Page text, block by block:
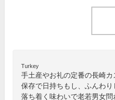
Turkey
手土産やお礼の定番の長崎
保存で日持ちもし、ふんわ
落ち着く味わいで老若男女